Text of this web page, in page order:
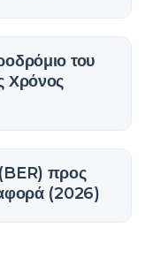
του
Χρόνος
προς
(2026)